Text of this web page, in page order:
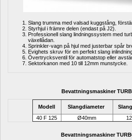
Slang trumma med valsad kuggstång,
Styrhjul i främre delen (endast på J2).
Professionell slang lindningssystem med
växellådan.
Sprinkler-vagn på hjul med justerbar spår
Evighets skruv för en perfekt slang
Övertrycksventil för automatstop eller
Sektorkanon med 10 till 12mm munstycke.
Bevattningsmaskiner
Modell Slangdiameter
40 F 125
Ø40mm
Bevattningsmaskiner